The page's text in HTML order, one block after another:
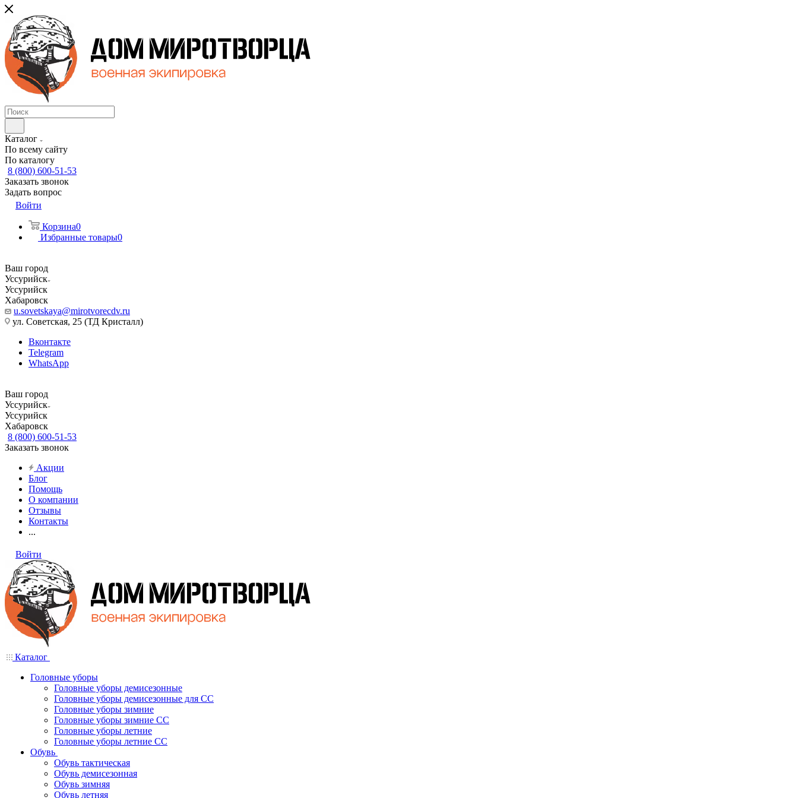
Каталог
По всему сайту
По каталогу
8 (800) 600-51-53
Заказать звонок
Задать вопрос
Войти
Корзина0
Избранные товары0
Ваш город
Уссурийск
Уссурийск
Хабаровск
u.sovetskaya@mirotvorecdv.ru
ул. Советская, 25 (ТД Кристалл)
Вконтакте
Telegram
WhatsApp
Ваш город
Уссурийск
Уссурийск
Хабаровск
8 (800) 600-51-53
Заказать звонок
Акции
Блог
Помощь
О компании
Отзывы
Контакты
...
Войти
Каталог
Головные уборы
Головные уборы демисезонные
Головные уборы демисезонные для СС
Головные уборы зимние
Головные уборы зимние СС
Головные уборы летние
Головные уборы летние СС
Обувь
Обувь тактическая
Обувь демисезонная
Обувь зимняя
Обувь летняя